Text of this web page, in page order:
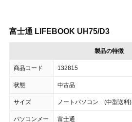
富士通 LIFEBOOK UH75/D3
製品の特徴
商品コード 132815
状態 中古品
サイズ ノートパソコン (中型送料)
パソコンメー
富士通